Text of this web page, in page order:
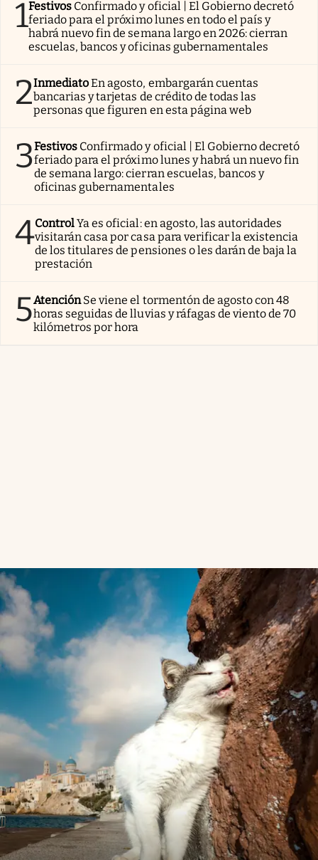
1Festivos Confirmado y oficial | El Gobierno decretó
feriado para el próximo lunes en todo el país y
habrá nuevo fin de semana largo en 2026: cierran
escuelas, bancos y oficinas gubernamentales
2InmediatoEn agosto, embargarán cuentas
bancarias y tarjetas de crédito de todas las
personas que figuren en esta página web
3Festivos Confirmado y oficial | El Gobierno decretó
feriado para el próximo lunes y habrá un nuevo fin
de semana largo: cierran escuelas, bancos y
oficinas gubernamentales
4ControlYa es oficial: en agosto, las autoridades
visitarán casa por casa para verificar la existencia
de los titulares de pensiones o les darán de baja la
prestación
5AtenciónSe viene el tormentón de agosto con 48
horas seguidas de lluvias y ráfagas de viento de 70
kilómetros por hora